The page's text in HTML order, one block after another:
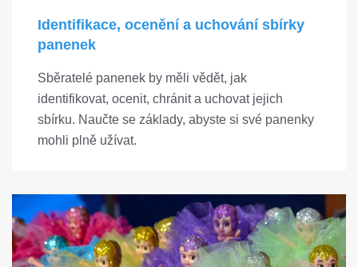
Identifikace, ocenění a uchování sbírky
panenek
Sběratelé panenek by měli vědět, jak
identifikovat, ocenit, chránit a uchovat jejich
sbírku. Naučte se základy, abyste si své panenky
mohli plně užívat.